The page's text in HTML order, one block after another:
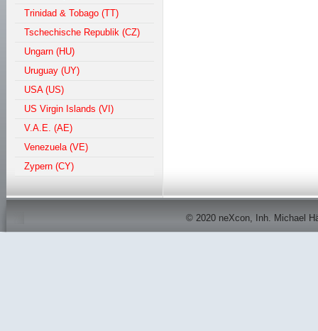
Trinidad & Tobago (TT)
Tschechische Republik (CZ)
Ungarn (HU)
Uruguay (UY)
USA (US)
US Virgin Islands (VI)
V.A.E. (AE)
Venezuela (VE)
Zypern (CY)
© 2020 neXcon, Inh. Michael